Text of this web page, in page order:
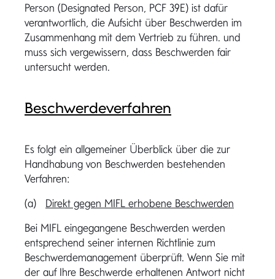
Person (Designated Person, PCF 39E) ist dafür
verantwortlich, die Aufsicht über Beschwerden im
Zusammenhang mit dem Vertrieb zu führen. und
muss sich vergewissern, dass Beschwerden fair
untersucht werden.
Beschwerdeverfahren
Es folgt ein allgemeiner Überblick über die zur
Handhabung von Beschwerden bestehenden
Verfahren:
(a) Direkt gegen MIFL erhobene Beschwerden
Bei MIFL eingegangene Beschwerden werden
entsprechend seiner internen Richtlinie zum
Beschwerdemanagement überprüft. Wenn Sie mit
der auf Ihre Beschwerde erhaltenen Antwort nicht